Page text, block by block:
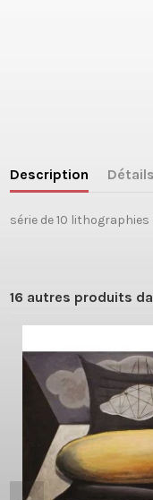
Description
série de 10
16 autres produits